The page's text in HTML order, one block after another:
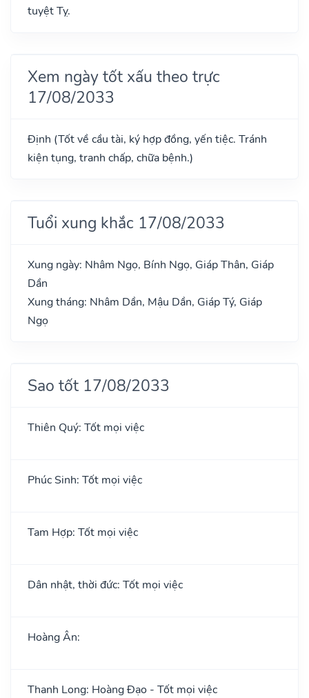
tuyệt Tỵ.
Xem ngày tốt xấu theo trực
17/08/2033
Định (Tốt về cầu tài, ký hợp đồng, yến tiệc. Tránh
kiện tụng, tranh chấp, chữa bệnh.)
Tuổi xung khắc 17/08/2033
Xung ngày: Nhâm Ngọ, Bính Ngọ, Giáp Thân, Giáp
Dần
Xung tháng: Nhâm Dần, Mậu Dần, Giáp Tý, Giáp
Ngọ
Sao tốt 17/08/2033
Thiên Quý: Tốt mọi việc
Phúc Sinh: Tốt mọi việc
Tam Hợp: Tốt mọi việc
Dân nhật, thời đức: Tốt mọi việc
Hoàng Ân:
Thanh Long: Hoàng Đạo - Tốt mọi việc